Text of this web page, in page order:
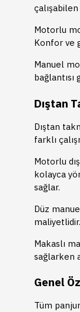
Motorlu
Konfor ve
Manuel
Dıştan
Dıştan
farklı
Motorlu
kolayca
sağlar.
Düz
maliyetlidir.
Makaslı
sağlarken
Genel
Tüm